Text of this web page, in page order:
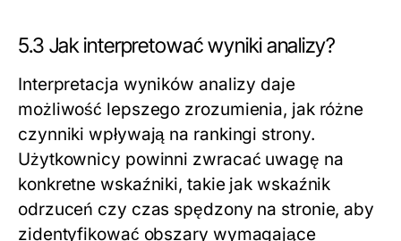
5.3 Jak interpretować wyniki analizy?
Interpretacja wyników analizy daje
możliwość lepszego zrozumienia, jak różne
czynniki wpływają na rankingi strony.
Użytkownicy powinni zwracać uwagę na
konkretne wskaźniki, takie jak wskaźnik
odrzuceń czy czas spędzony na stronie, aby
zidentyfikować obszary wymagające